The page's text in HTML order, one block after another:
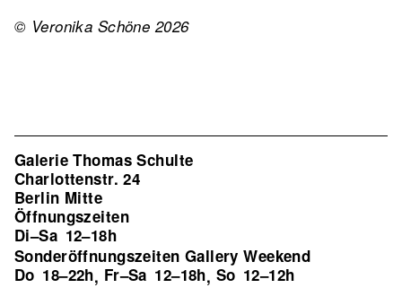
© Veronika Schöne 2026
Galerie Thomas Schulte
Charlottenstr. 24
Berlin Mitte
Öffnungszeiten
Di–Sa 12–18h
Sonderöffnungszeiten Gallery Weekend
Do 18–22h, Fr–Sa 12–18h, So 12–12h